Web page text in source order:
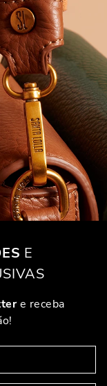
E
e receba